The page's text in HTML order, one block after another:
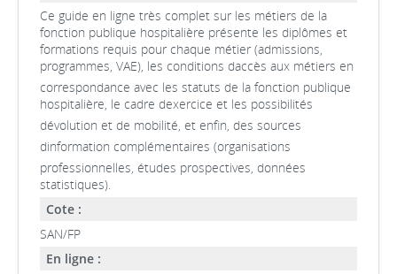
Ce guide en ligne très complet sur les métiers de la
fonction publique hospitalière présente les diplômes et
formations requis pour chaque métier (admissions,
programmes, VAE), les conditions daccès aux métiers en
correspondance avec les statuts de la fonction publique
hospitalière, le cadre dexercice et les possibilités
dévolution et de mobilité, et enfin, des sources
dinformation complémentaires (organisations
professionnelles, études prospectives, données
statistiques).
Cote :
SAN/FP
En ligne :